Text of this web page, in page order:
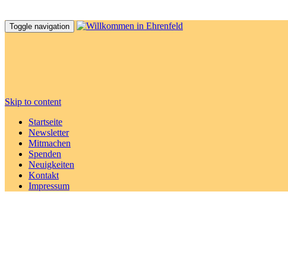
Toggle navigation
Skip to content
Startseite
Newsletter
Mitmachen
Spenden
Neuigkeiten
Kontakt
Impressum